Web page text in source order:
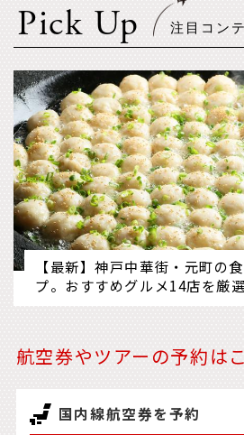
Pick Up
【最新】神戸中華街・元町の
プ。おすすめグルメ14店を厳選
航空券やツアーの予約は
国内線航空券を予約